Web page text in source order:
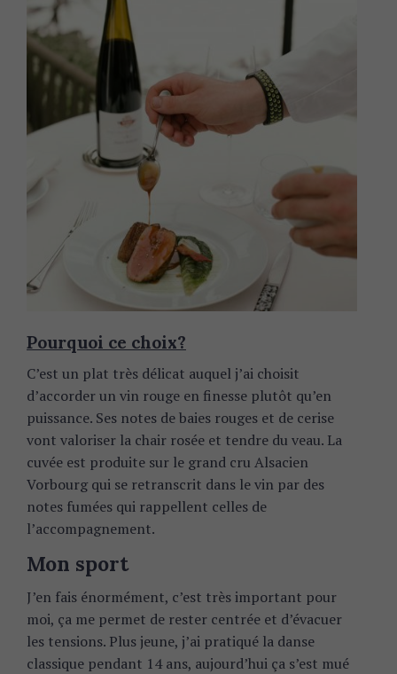
Pourquoi ce choix?
C’est un plat très délicat auquel j’ai choisit
d’accorder un vin rouge en finesse plutôt qu’en
puissance. Ses notes de baies rouges et de cerise
vont valoriser la chair rosée et tendre du veau. La
cuvée est produite sur le grand cru Alsacien
Vorbourg qui se retranscrit dans le vin par des
notes fumées qui rappellent celles de
l’accompagnement.
Mon sport
J’en fais énormément, c’est très important pour
moi, ça me permet de rester centrée et d’évacuer
les tensions. Plus jeune, j’ai pratiqué la danse
classique pendant 14 ans, aujourd’hui ça s’est mué